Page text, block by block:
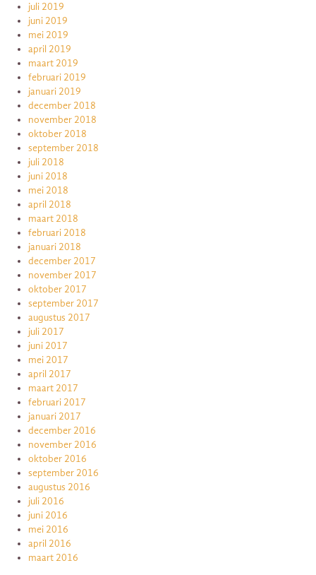
juli 2019
juni 2019
mei 2019
april 2019
maart 2019
februari 2019
januari 2019
december 2018
november 2018
oktober 2018
september 2018
juli 2018
juni 2018
mei 2018
april 2018
maart 2018
februari 2018
januari 2018
december 2017
november 2017
oktober 2017
september 2017
augustus 2017
juli 2017
juni 2017
mei 2017
april 2017
maart 2017
februari 2017
januari 2017
december 2016
november 2016
oktober 2016
september 2016
augustus 2016
juli 2016
juni 2016
mei 2016
april 2016
maart 2016